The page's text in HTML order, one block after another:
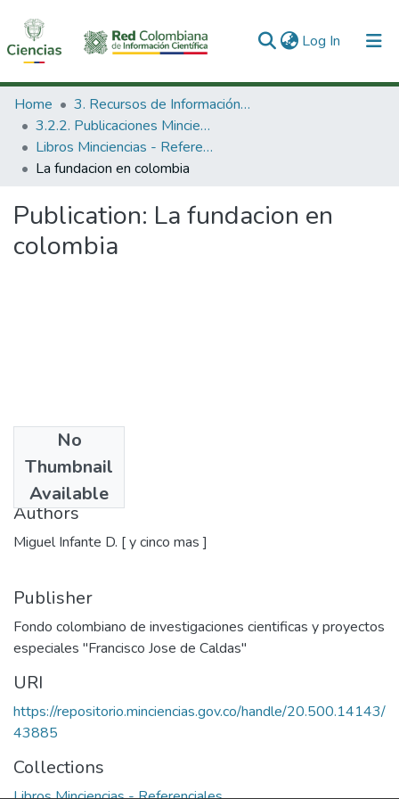
Log In (current)
Communities & Collections
All of DSpace
Statistics
Home
3. Recursos de Información Científica y Tecnológica
3.2.2. Publicaciones Minciencias
Libros Minciencias - Referenciales
La fundacion en colombia
Publication: La fundacion en
colombia
No
Thumbnail
Available
1979
Authors
Miguel Infante D. [ y cinco mas ]
Publisher
Fondo colombiano de investigaciones cientificas y proyectos
especiales "Francisco Jose de Caldas"
URI
https://repositorio.minciencias.gov.co/handle/20.500.14143/
43885
Collections